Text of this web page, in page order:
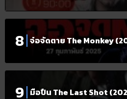
จ๋อจัดตาย The Monkey
มือปืน The Last Shot